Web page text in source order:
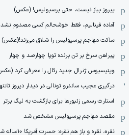
پیروز بباز نیست، حتی پرسپولیس! (عکس)
آماده فینالیم، فقط خوشحالم کسی مصدوم نشد
ساکت مهاجم پرسپولیس را شلاق می‌زند!(عکس)
پیراهن سرخ بر تن برنده توپا چهارصد و چهار
وینیسیوس ژنرال جدید رئال را معرفی کرد
درگیری عجیب ساندرو تونالی در دیدار دیروز
استارت رسمی زنبورها برای بازگشت به لیگ برتر
مقصد مهاجم پرسپولیس مشخص شد
نقره، نقره و باز هم نقره: حسرت آمریکا ۱۰‌ساله شد